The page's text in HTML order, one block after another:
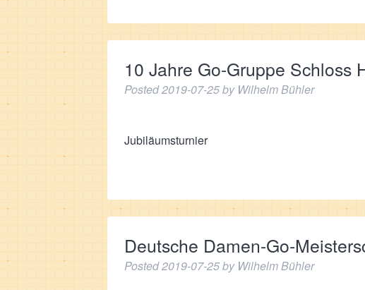
10 Jahre Go-Gruppe Schloss
Posted2019-07-25by Wilhelm Bühler
Jubiläumsturnier
Deutsche Damen-Go-
Posted2019-07-25by Wilhelm Bühler